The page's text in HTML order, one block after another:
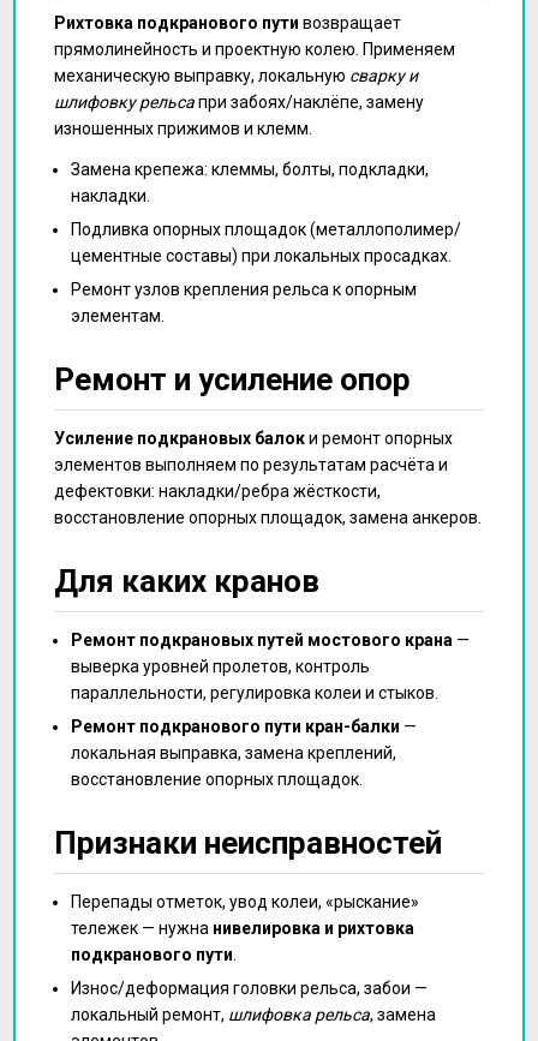
Рихтовка подкранового пути возвращает
прямолинейность и проектную колею. Применяем
механическую выправку, локальную сварку и
шлифовку рельсапри забоях/наклёпе, замену
изношенных прижимов и клемм.
Замена крепежа: клеммы, болты, подкладки,
накладки.
Подливка опорных площадок (металлополимер/
цементные составы) при локальных просадках.
Ремонт узлов крепления рельса к опорным
элементам.
Ремонт и усиление опор
Усиление подкрановых балоки ремонт опорных
элементов выполняем по результатам расчёта и
дефектовки: накладки/ребра жёсткости,
восстановление опорных площадок, замена анкеров.
Для каких кранов
Ремонт подкрановых путей мостового крана —
выверка уровней пролетов, контроль
параллельности, регулировка колеи и стыков.
Ремонт подкранового пути кран-балки —
локальная выправка, замена креплений,
восстановление опорных площадок.
Признаки неисправностей
Перепады отметок, увод колеи, «рыскание»
тележек — нужна нивелировка и рихтовка
подкранового пути
Износ/деформация головки рельса, забои —
локальный ремонт, шлифовка рельса, замена